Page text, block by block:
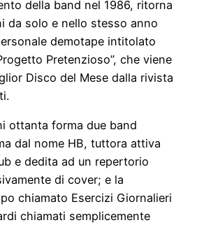
della band nel 1986, ritorna
da solo e nello stesso anno
demotape intitolato
Pretenzioso”, che viene
Disco del Mese dalla rivista
ottanta forma due band
dal nome HB, tuttora attiva
e dedita ad un repertorio
di cover; e la
chiamato Esercizi Giornalieri
chiamati semplicemente